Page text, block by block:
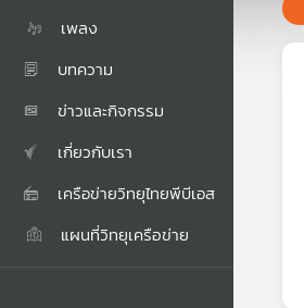
เพลง
บทความ
ข่าวและกิจกรรม
เกี่ยวกับเรา
เครือข่ายวิทยุไทยพีบีเอส
แผนที่วิทยุเครือข่าย